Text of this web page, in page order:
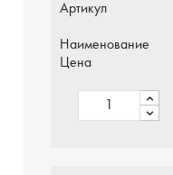
Артикул
Наименование
Цена